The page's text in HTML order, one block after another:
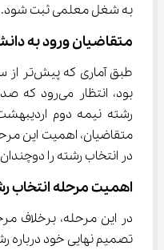
به شغل معلمی ثبت شود.
متقاضیان ورود به
طبق
بود، انتظار
رشته نیمه دوم
در انتخاب رشته را دوچندان
اهمیت مرحله انتخاب